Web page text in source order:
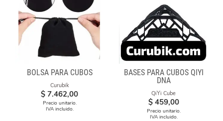
BOLSA PARA CUBOS
Curubik
$ 7.462,00
Precio unitario.
IVA incluido.
BASES PARA CUBOS QIYI
DNA
QiYi Cube
$ 459,00
Precio unitario.
IVA incluido.